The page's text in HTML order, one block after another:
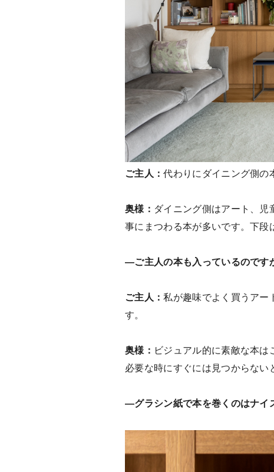
ご主人：代わりにダイニング側の
奥様： ダイニング側はアート、
事にまつわる本が多いです。下段
―ご主人の本も入っているのです
ご主人：私が趣味でよく買うアー
す。
奥様： ビジュアル的に素敵な本
必要な時にすぐには見つからない
―グラシン紙で本を巻くのはナイ